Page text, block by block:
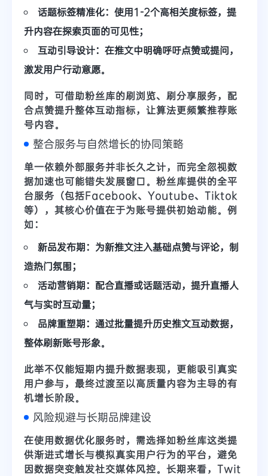
话题标签精准化： 使用1-2个高相关度标签，提
升内容在探索页面的可见性；
互动引导设计： 在推文中明确呼吁点赞或提问，
激发用户行动意愿。
同时，可借助粉丝库的刷浏览、刷分享服务，配
合点赞提升整体互动指标，让算法更频繁推荐账
号内容。
整合服务与自然增长的协同策略
单一依赖外部服务并非长久之计，而完全忽视数
据加速也可能错失发展窗口。 粉丝库提供的全平
台服务（包括Facebook、Youtube、Tiktok
等） ，其核心价值在于为账号提供初始动能。例
如：
新品发布期： 为新推文注入基础点赞与评论，制
造热门氛围；
活动营销期： 配合直播或话题活动，提升直播人
气与实时互动量；
品牌重塑期： 通过批量提升历史推文互动数据，
整体刷新账号形象。
此举不仅能短期内提升数据表现，更能吸引真实
用户参与，最终过渡至以高质量内容为主导的有
机增长阶段。
风险规避与长期品牌建设
在使用数据优化服务时，需选择如粉丝库这类提
供渐进式增长与模拟真实用户行为的平台，避免
因数据突变触发社交媒体风控。长期来看，Twit